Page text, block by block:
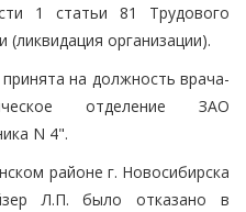
1 статьи 81 Трудового
(ликвидация организации).
на должность врача-
отделение ЗАО
N 4".
районе г. Новосибирска
Л.П. было отказано в